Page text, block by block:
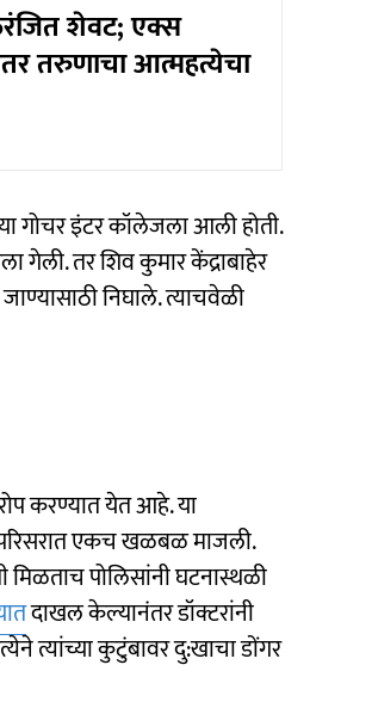
शेवट; एक्स
तरुणाचा आत्महत्येचा
गोचर इंटर कॉलेजला आली होती.
गेली. तर शिव कुमार केंद्राबाहेर
निघाले. त्याचवेळी
करण्यात येत आहे. या
परिसरात एकच खळबळ माजली.
मिळताच पोलिसांनी घटनास्थळी
दाखल केल्यानंतर डॉक्टरांनी
त्यांच्या कुटुंबावर दु:खाचा डोंगर